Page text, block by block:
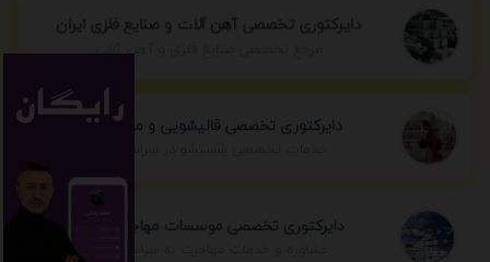
دایرکتوری تخصصی آهن آلات و صنایع فلزی ایران
مرجع تخصصی صنایع فلزی و آهن آلات
دایرکتوری تخصصی قالیشویی و مبل شویی
دایرکتوری تخصصی موسسات مهاجرتی ایران
مشاوره و خدمات مهاجرت به سراسر جهان